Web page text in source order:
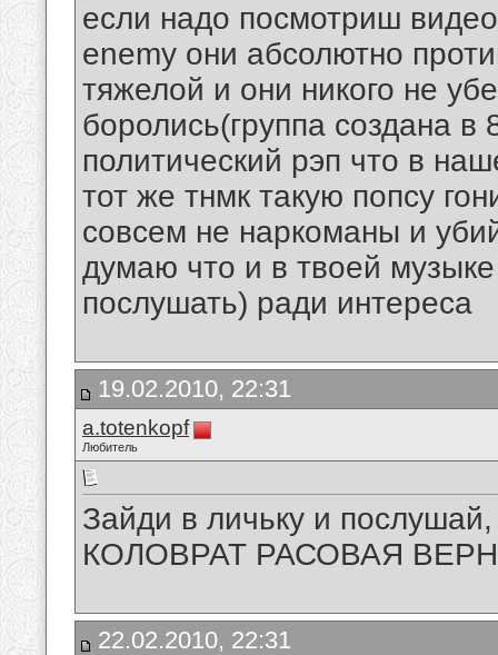
если надо посмотриш
enemy они абсолютно
тяжелой и они никого не
боролись(группа создана в
политический рэп что в
тот же тнмк такую попсу
совсем не наркоманы и
думаю что и в твоей
послушать) ради интереса
19.02.2010, 22:31
a.totenkopf
Любитель
Зайди в личьку и
КОЛОВРАТ РАСОВАЯ
22.02.2010, 22:31